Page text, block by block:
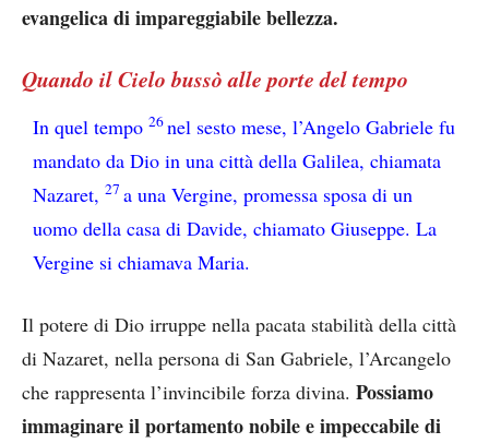
evangelica di impareggiabile bellezza.
Quando il Cielo bussò alle porte del tempo
In quel tempo 26nel sesto mese, l’Angelo Gabriele fu
mandato da Dio in una città della Galilea, chiamata
Nazaret, 27 a una Vergine, promessa sposa di un
uomo della casa di Davide, chiamato Giuseppe. La
Vergine si chiamava Maria.
Il potere di Dio irruppe nella pacata stabilità della città
di Nazaret, nella persona di San Gabriele, l’Arcangelo
che rappresenta l’invincibile forza divina. Possiamo
immaginare il portamento nobile e impeccabile di